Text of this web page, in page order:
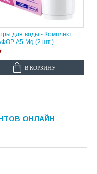
для воды - Комплект
А5 Mg (2 шт.)
В КОРЗИНУ
ОНЛАЙН